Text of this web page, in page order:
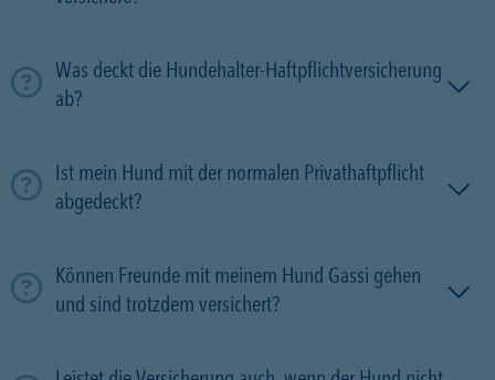
Was deckt die Hundehalter-Haftpflichtversicherung
ab?
Ist mein Hund mit der normalen Privathaftpflicht
abgedeckt?
Können Freunde mit meinem Hund Gassi gehen
und sind trotzdem versichert?